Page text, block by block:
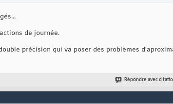
de journée.
précision qui va poser des problèmes
Répondre avec